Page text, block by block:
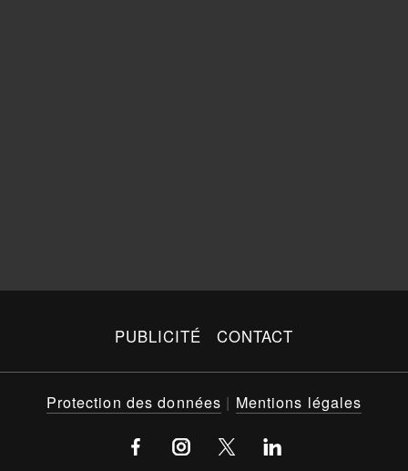
PUBLICITÉ CONTACT
Protection des données | Mentions légales